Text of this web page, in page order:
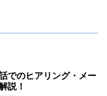
でのヒアリング・メー
説！